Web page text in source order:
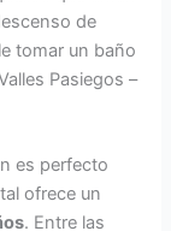
de
tomar un baño
Pasiegos –
es perfecto
ofrece un
. Entre las